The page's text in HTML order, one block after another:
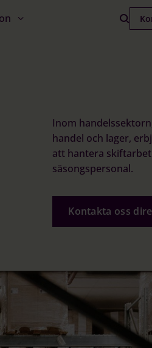
Inom
handel och lager,
att hantera
säsongspersonal.
Kontakta oss